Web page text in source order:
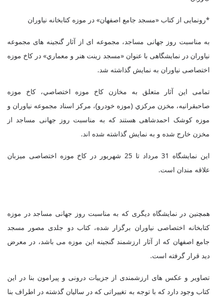
*رونمایی از کتاب «مسجد جامع اصفهان» در موزه کتابخانه نیاوران
به مناسبت روز جهانی مساجد، مجموعه ای از آثار گنجینه های مجموعه
نیاوران در نمایشگاهی با عنوان «مسجد زينت هنر و معماري» در کاخ موزه
اختصاصی نیاوران به نمایش گذاشته شد.
تمامی اين آثار متعلق به مخازن كاخ موزه اختصاصي، كاخ موزه
صاحبقرانيه، مخزن مركزي (موزه خودرو)، مركز اسناد مجموعه نياوران و
موزه كوشک احمدشاهی هستند که به مناسبت روز جهانی مساجد از
مخزن خارج شده و به نمایش گذاشته شده اند.
این نمایشگاه 31 مرداد تا 25 شهریور در کاخ موزه اختصاصی میزبان
علاقه مندان است.
همچنین در نمایشگاه دیگری که به مناسبت روز جهانی مساجد در موزه
کتابخانه اختصاصی نیاوران برگزار شده، کتاب دو جلدی مصور مسجد
جامع اصفهان که از آثار ارزشمند گنجینه این موزه می باشد، در معرض
دید قرار گرفته است.
تصاویر و عکس های ارزشمندی از جزییات درونی و پیرامون بنا در این
کتاب وجود دارد که با توجه به تغییراتی که در سالیان گذشته در اطراف بنا